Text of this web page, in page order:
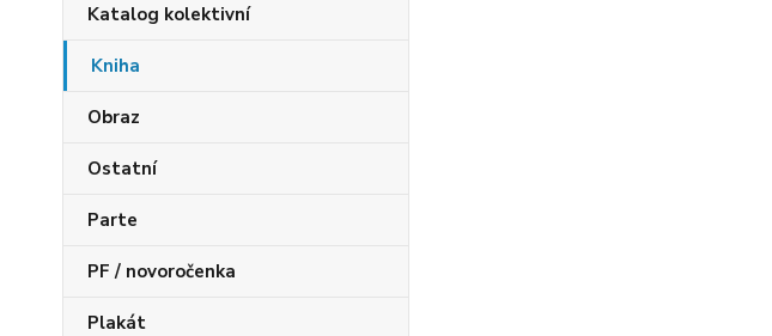
Katalog kolektivní
Kniha
Obraz
Ostatní
Parte
PF / novoročenka
Plakát